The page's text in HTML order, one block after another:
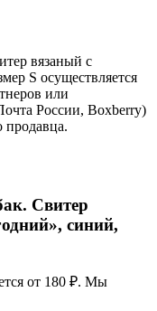
вязаный с
S осуществляется
или
России, Boxberry)
продавца.
Свитер
синий,
от 180 ₽. Мы